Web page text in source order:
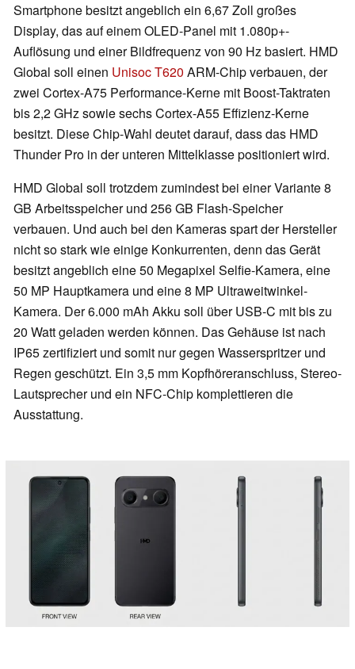
Smartphone besitzt angeblich ein 6,67 Zoll großes
Display, das auf einem OLED-Panel mit 1.080p+-
Auflösung und einer Bildfrequenz von 90 Hz basiert. HMD
Global soll einen Unisoc T620 ARM-Chip verbauen, der
zwei Cortex-A75 Performance-Kerne mit Boost-Taktraten
bis 2,2 GHz sowie sechs Cortex-A55 Effizienz-Kerne
besitzt. Diese Chip-Wahl deutet darauf, dass das HMD
Thunder Pro in der unteren Mittelklasse positioniert wird.
HMD Global soll trotzdem zumindest bei einer Variante 8
GB Arbeitsspeicher und 256 GB Flash-Speicher
verbauen. Und auch bei den Kameras spart der Hersteller
nicht so stark wie einige Konkurrenten, denn das Gerät
besitzt angeblich eine 50 Megapixel Selfie-Kamera, eine
50 MP Hauptkamera und eine 8 MP Ultraweitwinkel-
Kamera. Der 6.000 mAh Akku soll über USB-C mit bis zu
20 Watt geladen werden können. Das Gehäuse ist nach
IP65 zertifiziert und somit nur gegen Wasserspritzer und
Regen geschützt. Ein 3,5 mm Kopfhöreranschluss, Stereo-
Lautsprecher und ein NFC-Chip komplettieren die
Ausstattung.